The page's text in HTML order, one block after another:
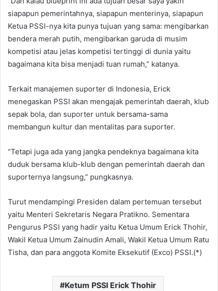
siapapun pemerintahnya, siapapun menterinya, siapapun
Ketua PSSI-nya kita punya tujuan yang sama: mengibarkan
bendera merah putih, mengibarkan garuda di musim
kompetisi atau jelas kompetisi tertinggi di dunia yaitu
bagaimana kita bisa menjadi tuan rumah,” katanya.
Terkait manajemen suporter di Indonesia, Erick
menegaskan PSSI akan mengajak pemerintah daerah, klub
sepak bola, dan suporter untuk bersama-sama
membangun kultur dan mentalitas para suporter.
“Tetapi juga ada yang jangka pendeknya bagaimana kita
duduk bersama klub-klub dengan pemerintah daerah dan
suporternya langsung,” pungkasnya.
Turut mendampingi Presiden dalam pertemuan tersebut
yaitu Menteri Sekretaris Negara Pratikno. Sementara
Pengurus PSSI yang hadir yaitu Ketua Umum Erick Thohir,
Wakil Ketua Umum Zainudin Amali, Wakil Ketua Umum Ratu
Tisha, dan para anggota Komite Eksekutif (Exco) PSSI.(*)
Ketum PSSI Erick Thohir